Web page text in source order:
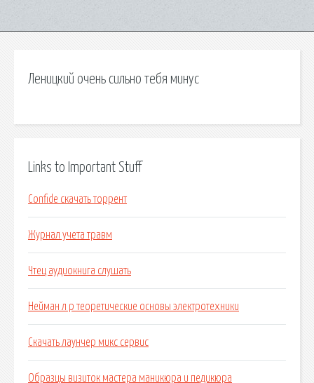
Леницкий очень сильно тебя минус
Links to Important Stuff
Confide скачать торрент
Журнал учета травм
Чтец аудиокнига слушать
Нейман л р теоретические основы электротехники
Скачать лаунчер микс сервис
Образцы визиток мастера маникюра и педикюра